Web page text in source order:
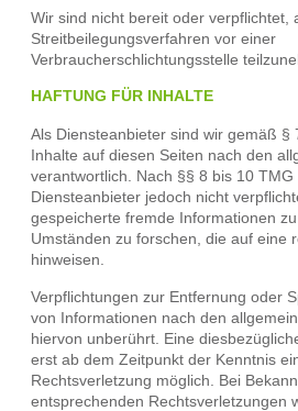
Wir sind nicht bereit oder verpflichtet,
Streitbeilegungsverfahren vor einer
Verbraucherschlichtungsstelle
HAFTUNG FÜR INHALTE
Als Diensteanbieter sind wir gemäß §
Inhalte auf diesen Seiten nach den
verantwortlich. Nach §§ 8 bis 10 TMG
Diensteanbieter jedoch nicht
gespeicherte fremde Informationen
Umständen zu forschen, die auf eine
hinweisen.
Verpflichtungen zur Entfernung oder
von Informationen nach den
hiervon unberührt. Eine
erst ab dem Zeitpunkt der Kenntnis
Rechtsverletzung möglich. Bei
entsprechenden Rechtsverletzungen